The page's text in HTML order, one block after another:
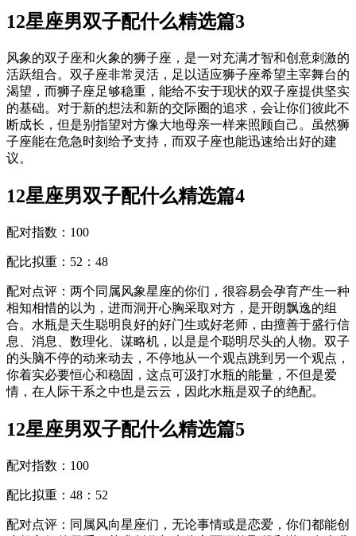
12星座男双子配什么精选篇3
风象的双子座和火象的狮子座，是一对充满才智和创意刺激的
活跃组合。双子座非常灵活，足以适应狮子座希望主宰舞台的
渴望，而狮子座足够稳重，能给不安于现状的双子座提供坚实
的基础。对于新的想法和新的交际圈的追求，会让你们彼此不
断成长，但是别指望对方像大地母亲一样来照顾自己。虽然狮
子座能在危急时刻给予支持，而双子座也能迅速给出好的建
议。
12星座男双子配什么精选篇4
配对指数：100
配比拟重：52：48
配对点评：两个同属风象星座的你们，很容易会孕育产生一种
相知相惜的以为，进而洞开心胸采取对方，是开朗飘逸的组
合。水瓶是天生聪明良好的好门生或好老师，由擅善于盛行信
息、消息、数理化、谋略机，以是是个聪明尽头的人物。双子
的头脑不停的动来动去，不停地从一个观点跳到另一个观点，
你着实必要恒心和稳固，这点可汲打水瓶的能量，不但是爱
情，在人际干系之中也是云云，因此水瓶是双子的绝配。
12星座男双子配什么精选篇5
配对指数：100
配比拟重：48：52
配对点评：同属风向星座们，无论事情或是恋爱，你们都能创